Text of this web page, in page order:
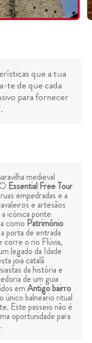
que a tua
te de que cada
para fornecer
medieval
Essential Free Tour
empedradas e a
e artesãos
icónica ponte
como Património
porta de entrada
corre o rio Flúvia,
legado da Idade
joia catalã
da história e
de um guia
emAntigo bairro
único balneário ritual
Este passeio não é
oportunidade para